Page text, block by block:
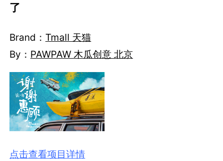
了
Brand： Tmall 天猫
By ： PAWPAW 木瓜创意 北京
点击查看项目详情